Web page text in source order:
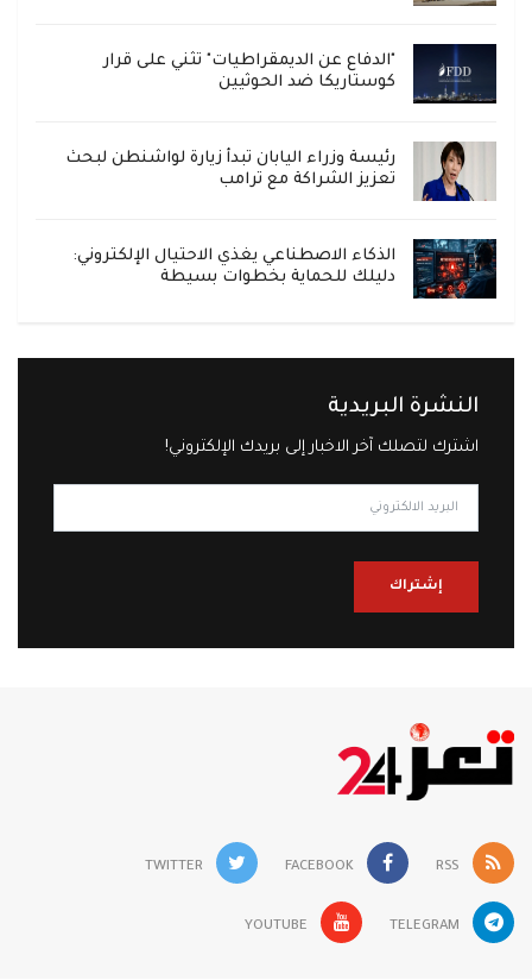
"الدفاع عن الديمقراطيات" تثني على قرار
كوستاريكا ضد الحوثيين
رئيسة وزراء اليابان تبدأ زيارة لواشنطن لبحث
تعزيز الشراكة مع ترامب
الذكاء الاصطناعي يغذي الاحتيال الإلكتروني:
دليلك للحماية بخطوات بسيطة
النشرة البريدية
اشترك لتصلك آخر الاخبار إلى بريدك الإلكتروني!
إشتراك
RSS
FACEBOOK
TWITTER
TELEGRAM
YOUTUBE